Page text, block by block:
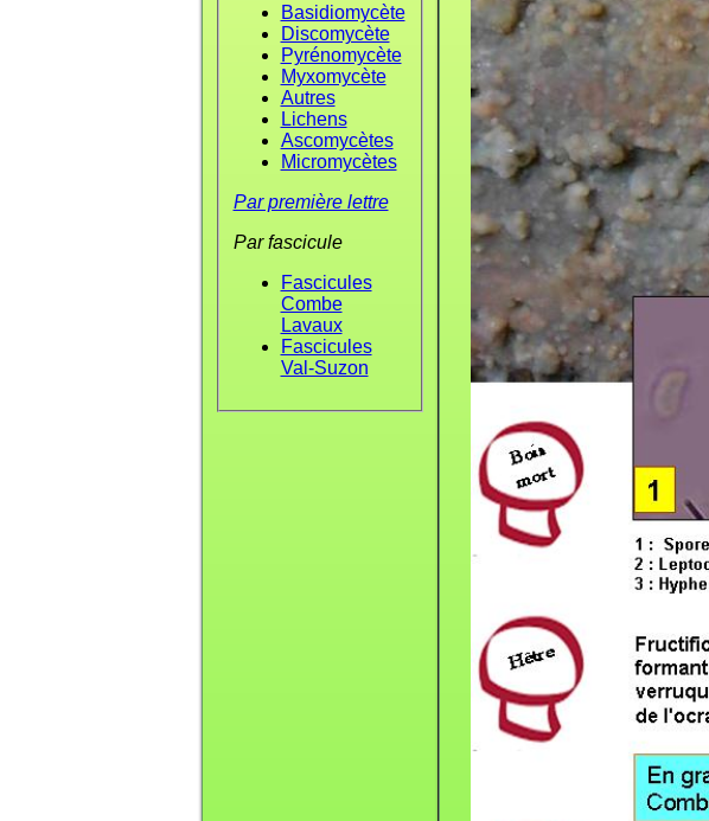
Basidiomycète
Discomycète
Pyrénomycète
Myxomycète
Autres
Lichens
Ascomycètes
Micromycètes
Par première lettre
Par fascicule
Fascicules
Combe
Lavaux
Fascicules
Val-Suzon